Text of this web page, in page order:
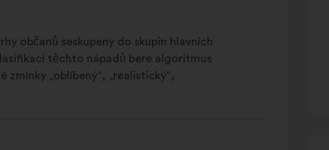
občanů seskupeny do skupin hlavních
těchto nápadů bere algoritmus
zmínky „oblíbený“, „realistický“,